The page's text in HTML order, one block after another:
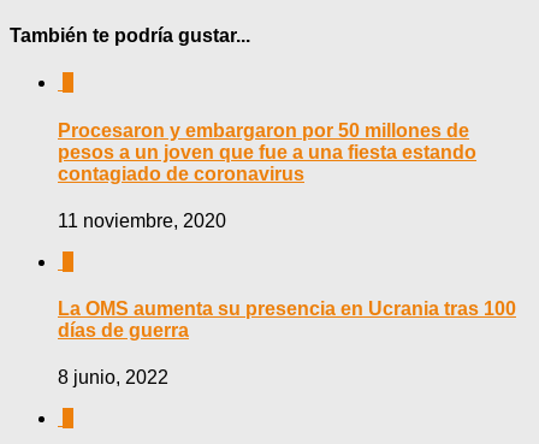
También te podría gustar...
Procesaron y embargaron por 50 millones de
pesos a un joven que fue a una fiesta estando
contagiado de coronavirus
11 noviembre, 2020
La OMS aumenta su presencia en Ucrania tras 100
días de guerra
8 junio, 2022